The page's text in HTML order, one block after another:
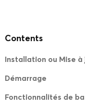
Contents
Installation ou Mise à
Démarrage
Fonctionnalités de